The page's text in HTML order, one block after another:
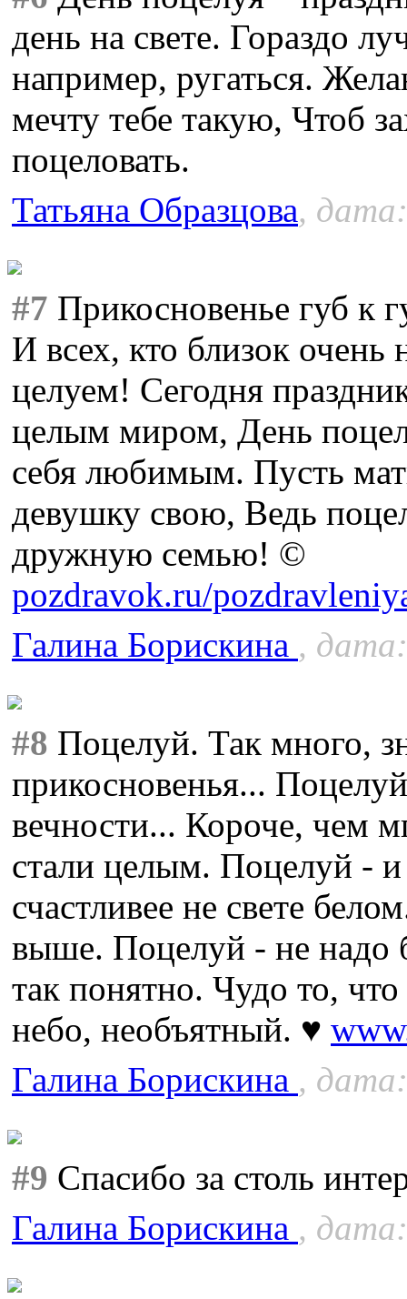
день на свете. Гораздо
например, ругаться.
мечту тебе такую, Чтоб
поцеловать.
Татьяна Образцова,
#7 Прикосновенье губ к
И всех, кто близок
целуем! Сегодня
целым миром, День
себя любимым. Пусть
девушку свою, Ведь
дружную семью! ©
pozdravok.ru/
Галина Борискина ,
#8 Поцелуй. Так много,
прикосновенья...
вечности... Короче, чем
стали целым. Поцелуй -
счастливее не свете
выше. Поцелуй - не надо
так понятно. Чудо то,
небо, необъятный. ♥
Галина Борискина ,
#9 Спасибо за столь
Галина Борискина ,